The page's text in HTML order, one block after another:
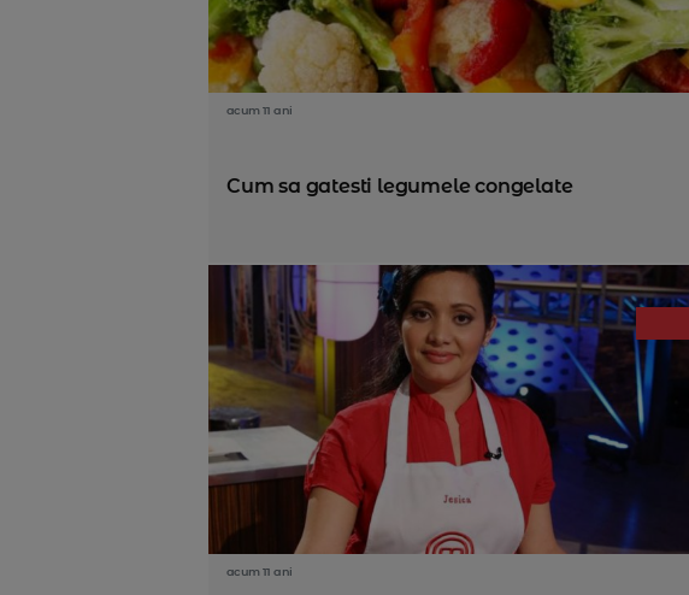
acum 11 ani
Cum sa gatesti legumele congelate
acum 11 ani